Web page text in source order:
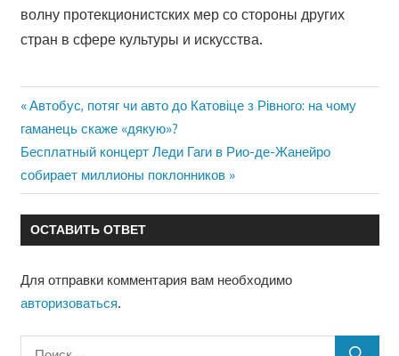
волну протекционистских мер со стороны других
стран в сфере культуры и искусства.
Навигация
по
записям
Предыдущая
запись:
Автобус, потяг чи авто до Катовіце з Рівного: на чому
гаманець скаже «дякую»?
Следующая
запись:
Бесплатный концерт Леди Гаги в Рио-де-Жанейро
собирает миллионы поклонников
ОСТАВИТЬ ОТВЕТ
Для отправки комментария вам необходимо
авторизоваться.